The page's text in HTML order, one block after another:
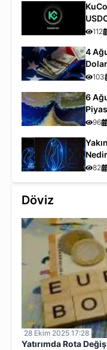
Döviz
28 Ekim 2025 17:28
Yatırımda Rota
112
4
103
6
96
82